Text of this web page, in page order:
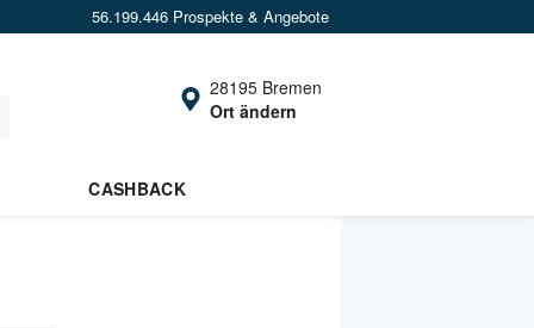
56.199.446 Prospekte & Angebote
28195 Bremen
Ort ändern
CASHBACK